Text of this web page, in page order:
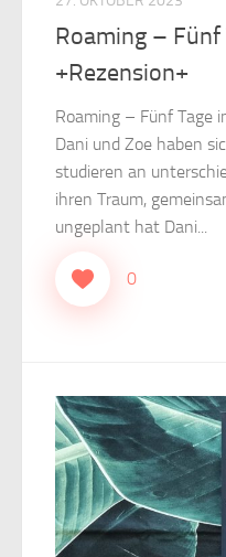
Roaming –
+Rezension+
Roaming – Fünf Tage
Dani und Zoe haben
studieren an
ihren Traum,
ungeplant hat Dani...
0